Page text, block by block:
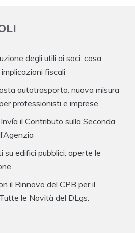
degli utili ai soci: cosa
fiscali
autotrasporto: nuova misura
professionisti e imprese
Invía il Contributo sulla Seconda
edifici pubblici: aperte le
il Rinnovo del CPB per il
le Novità del DLgs.